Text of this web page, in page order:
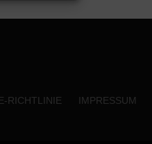
RICHTLINIE IMPRESSUM